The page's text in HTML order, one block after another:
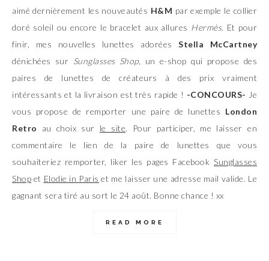
aimé dernièrement les nouveautés H&M par exemple le collier
doré soleil ou encore le bracelet aux allures Hermès. Et pour
finir, mes nouvelles lunettes adorées Stella McCartney
dénichées sur Sunglasses Shop, un e-shop qui propose des
paires de lunettes de créateurs à des prix vraiment
intéressants et la livraison est très rapide ! -CONCOURS- Je
vous propose de remporter une paire de lunettes London
Retro au choix sur le site. Pour participer, me laisser en
commentaire le lien de la paire de lunettes que vous
souhaiteriez remporter, liker les pages Facebook Sunglasses
Shop et Elodie in Paris et me laisser une adresse mail valide. Le
gagnant sera tiré au sort le 24 août. Bonne chance ! xx
READ MORE